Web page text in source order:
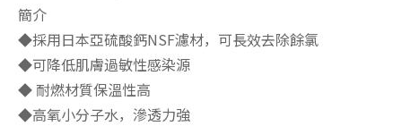
簡介
◆採用日本亞硫酸鈣NSF濾材，可長效去除餘氯
◆可降低肌膚過敏性感染源
◆ 耐燃材質保溫性高
◆高氧小分子水，滲透力強